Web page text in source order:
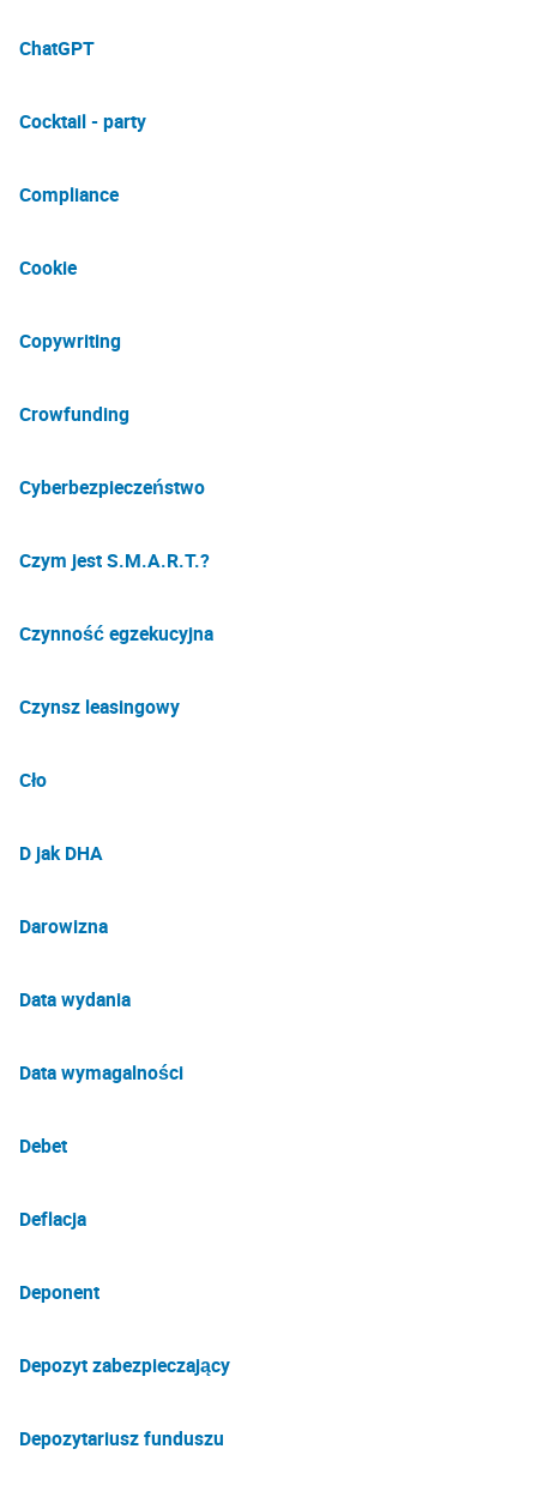
ChatGPT
Cocktail - party
Compliance
Cookie
Copywriting
Crowfunding
Cyberbezpieczeństwo
Czym jest S.M.A.R.T.?
Czynność egzekucyjna
Czynsz leasingowy
Cło
D jak DHA
Darowizna
Data wydania
Data wymagalności
Debet
Deflacja
Deponent
Depozyt zabezpieczający
Depozytariusz funduszu